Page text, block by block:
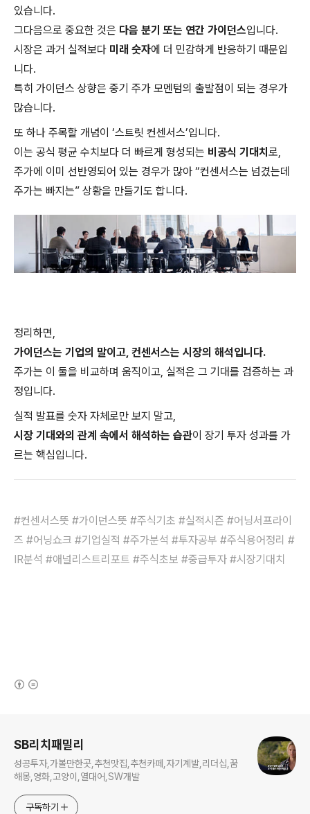
있습니다.
그다음으로 중요한 것은 다음 분기 또는 연간 가이던스입니다.
시장은 과거 실적보다 미래 숫자에 더 민감하게 반응하기 때문입
니다.
특히 가이던스 상향은 중기 주가 모멘텀의 출발점이 되는 경우가
많습니다.
또 하나 주목할 개념이 ‘스트릿 컨센서스’입니다.
이는 공식 평균 수치보다 더 빠르게 형성되는 비공식 기대치 로,
주가에 이미 선반영되어 있는 경우가 많아 “컨센서스는 넘겼는데
주가는 빠지는” 상황을 만들기도 합니다.
정리하면,
가이던스는 기업의 말이고, 컨센서스는 시장의 해석입니다.
주가는 이 둘을 비교하며 움직이고, 실적은 그 기대를 검증하는 과
정입니다.
실적 발표를 숫자 자체로만 보지 말고,
시장 기대와의 관계 속에서 해석하는 습관이 장기 투자 성과를 가
르는 핵심입니다.
#컨센서스뜻 #가이던스뜻 #주식기초 #실적시즌 #어닝서프라이
즈 #어닝쇼크 #기업실적 #주가분석 #투자공부 #주식용어정리 #
IR분석 #애널리스트리포트 #주식초보 #중급투자 #시장기대치
SB리치패밀리
성공투자,가볼만한곳,추천맛집,추천카페,자기계발,리더십,꿈
해몽,영화,고양이,열대어,SW개발
구독하기